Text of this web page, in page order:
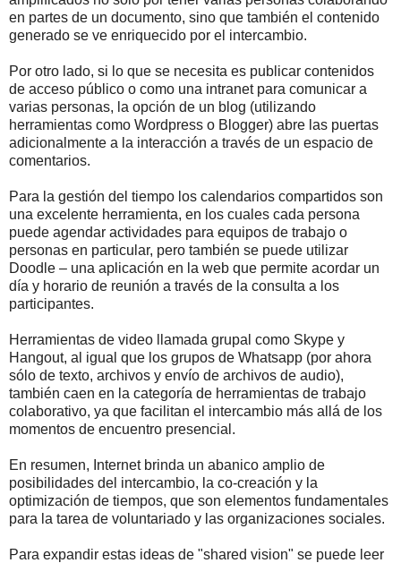
en partes de un documento, sino que también el contenido
generado se ve enriquecido por el intercambio.
Por otro lado, si lo que se necesita es publicar contenidos
de acceso público o como una intranet para comunicar a
varias personas, la opción de un blog (utilizando
herramientas como Wordpress o Blogger) abre las puertas
adicionalmente a la interacción a través de un espacio de
comentarios.
Para la gestión del tiempo los calendarios compartidos son
una excelente herramienta, en los cuales cada persona
puede agendar actividades para equipos de trabajo o
personas en particular, pero también se puede utilizar
Doodle – una aplicación en la web que permite acordar un
día y horario de reunión a través de la consulta a los
participantes.
Herramientas de video llamada grupal como Skype y
Hangout, al igual que los grupos de Whatsapp (por ahora
sólo de texto, archivos y envío de archivos de audio),
también caen en la categoría de herramientas de trabajo
colaborativo, ya que facilitan el intercambio más allá de los
momentos de encuentro presencial.
En resumen, Internet brinda un abanico amplio de
posibilidades del intercambio, la co-creación y la
optimización de tiempos, que son elementos fundamentales
para la tarea de voluntariado y las organizaciones sociales.
Para expandir estas ideas de "shared vision" se puede leer